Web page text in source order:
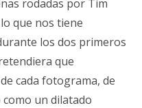
rodadas por Tim
que nos tiene
los dos primeros
que
cada fotograma, de
como un dilatado